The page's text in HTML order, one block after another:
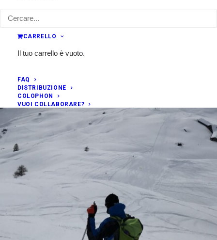
CARRELLO
Il tuo carrello è vuoto.
FAQ
DISTRIBUZIONE
COLOPHON
VUOI COLLABORARE?